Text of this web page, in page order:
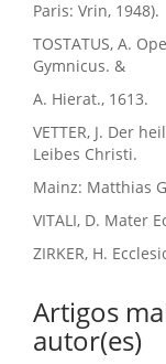
Paris: Vrin, 1948).
TOSTATUS, A.
Gymnicus. &
A. Hierat., 1613.
VETTER, J. Der
Leibes Christi.
Mainz: Matthias
VITALI, D. Mater
ZIRKER, H.
Artigos
autor(es)